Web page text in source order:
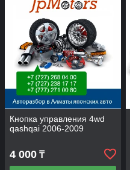
Кнопка управления 4wd
qashqai 2006-2009
4 000 ₸